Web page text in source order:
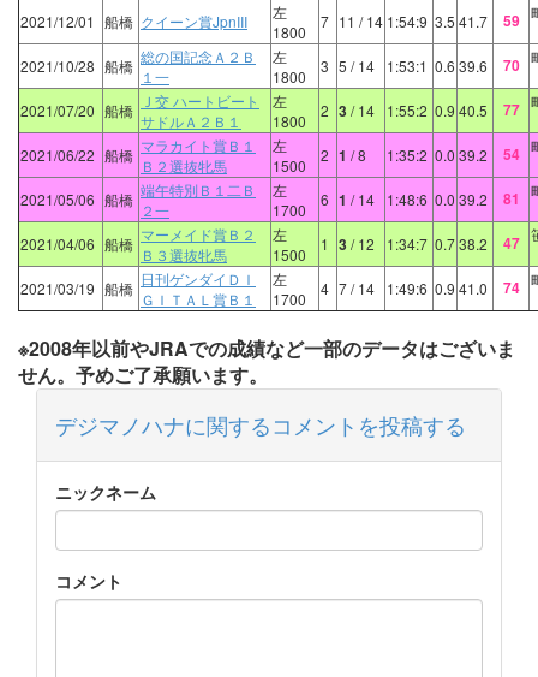
2021/12/01 船橋 クイーン賞JpnIII
左
1800
7 11 / 14 1:54:9 3.5 41.7 59
2021/10/28 船橋 総の国記念Ａ２Ｂ
１一
左
1800
3 5 / 14 1:53:1 0.6 39.6 70
2021/07/20 船橋
Ｊ交 ハートビート
サドルＡ２Ｂ１
左
1800
2 3/ 14 1:55:2 0.9 40.5 77
2021/06/22 船橋 マラカイト賞Ｂ１
Ｂ２選抜牝馬
左
1500
2 1 / 8 1:35:2 0.0 39.2 54
2021/05/06 船橋 端午特別Ｂ１二Ｂ
２一
左
1700
6 1 / 14 1:48:6 0.0 39.2 81
2021/04/06 船橋 マーメイド賞Ｂ２
Ｂ３選抜牝馬
左
1500
1 3/ 12 1:34:7 0.738.2 47
2021/03/19 船橋 日刊ゲンダイＤＩ
ＧＩＴＡＬ賞Ｂ１
左
1700
4 7/ 14 1:49:6 0.9 41.0 74
※2008年以前やJRAでの成績など一部のデータはございま
せん。予めご了承願います。
デジマノハナに関するコメントを投稿する
ニックネーム
コメント